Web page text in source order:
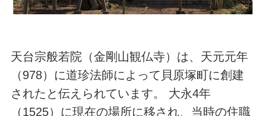
天台宗般若院（金剛山観仏寺）は、天元元年
（978）に道珍法師によって貝原塚町に創建
されたと伝えられています。 大永4年
（1525）に現在の場所に移され、当時の住職